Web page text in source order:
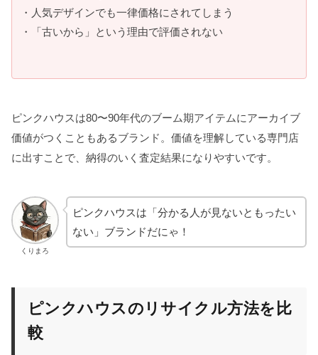
・人気デザインでも一律価格にされてしまう
・「古いから」という理由で評価されない
ピンクハウスは80〜90年代のブーム期アイテムにアーカイブ
価値がつくこともあるブランド。価値を理解している専門店
に出すことで、納得のいく査定結果になりやすいです。
くりまろ
ピンクハウスは「分かる人が見ないともったい
ない」ブランドだにゃ！
ピンクハウスのリサイクル方法を比
較